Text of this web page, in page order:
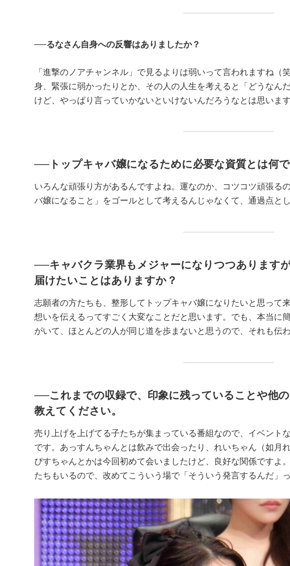
──るなさん自身への反響はありましたか？
「進撃のノアチャンネル」で見るよりは弱いって言われますね（
身、緊張に弱かったりとか、その人の人生を考えると「どうなん
けど、やっぱり言っていかないといけないんだろうなとは思います
──トップキャバ嬢になるために必要な資質とは何
いろんな頑張り方があるんですよね。運なのか、コツコツ頑張る
バ嬢になること」をゴールとして考えるんじゃなくて、通過点と
──キャバクラ業界もメジャーになりつつあります
届けたいことはありますか？
志願者の方たちも、整形してトップキャバ嬢になりたいと思って
想いを伝えるってすごく大変なことだと思います。でも、本当に
がいて、ほとんどの人が同じ道を歩まないと思うので、それも伝
──これまでの収録で、印象に残っていることや他
教えてください。
売り上げを上げてる子たちが集まっている番組なので、イベント
です。あっすんちゃんとは飲みで出会ったり、れいちゃん（如月
ぴすちゃんとかは今回初めて会いましたけど、良好な関係ですよ
たちもいるので、改めてこういう場で「そういう発言するんだ」